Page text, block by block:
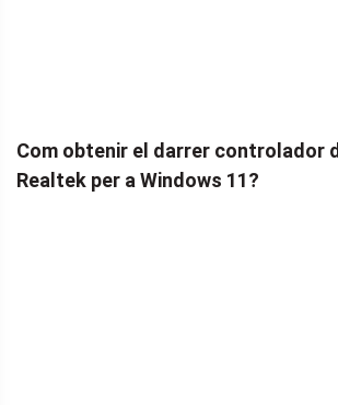
Com obtenir el darrer controlador
Realtek per a Windows 11?